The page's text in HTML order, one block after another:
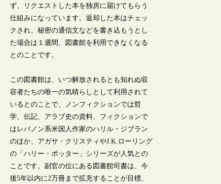
ず、リクエストした本を独房に届けてもらう
仕組みになっています。返却した本はチェッ
クされ、秘密の通信文などを書き込もうとし
た場合は１週間、図書館を利用できなくなる
とのことです。
この図書館は、いつ解放されるとも知れぬ収
容者たちの唯一の気晴らしとして利用されて
いるとのことで、ノンフィクションでは哲
学、伝記、アラブ史の資料、フィクションで
はレバノン系米国人作家のハリル・ジブラン
のほか、アガサ・クリスティやJ.K.ローリング
の「ハリー・ポッター」シリーズが人気との
ことです。副官の位にある図書館司書は、今
後5年以内に2万冊まで拡充することが目標、